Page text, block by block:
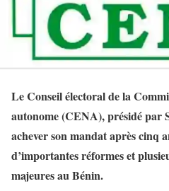
Le Conseil électoral de la
autonome (CENA), présidé par
achever son mandat après cinq
d’importantes réformes et
majeures au Bénin.